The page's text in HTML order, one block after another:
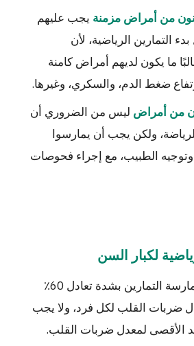
من أمراض مزمنة يجب عليهم
التمارين الرياضية، لأن
ما يكون لديهم أمراض كامنة
ضغط الدم، والسكري، وغيرها.
من أمراض ليس من الضروري أن
ولكن يجب أن يمارسوا
الطبيب، مع إجراء فحوصات
لكبار السن
شدة التمرين: يجب ممارسة التمارين بشدة تعادل 60٪
ضربات القلب لكل فرد، ولا يجب